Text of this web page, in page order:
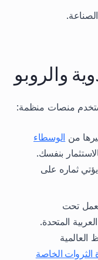
والروبو
منالوسطاء
بنفسك.
ثماره على
تحت
المتحدة.
العالمية
الثروات الخاصة